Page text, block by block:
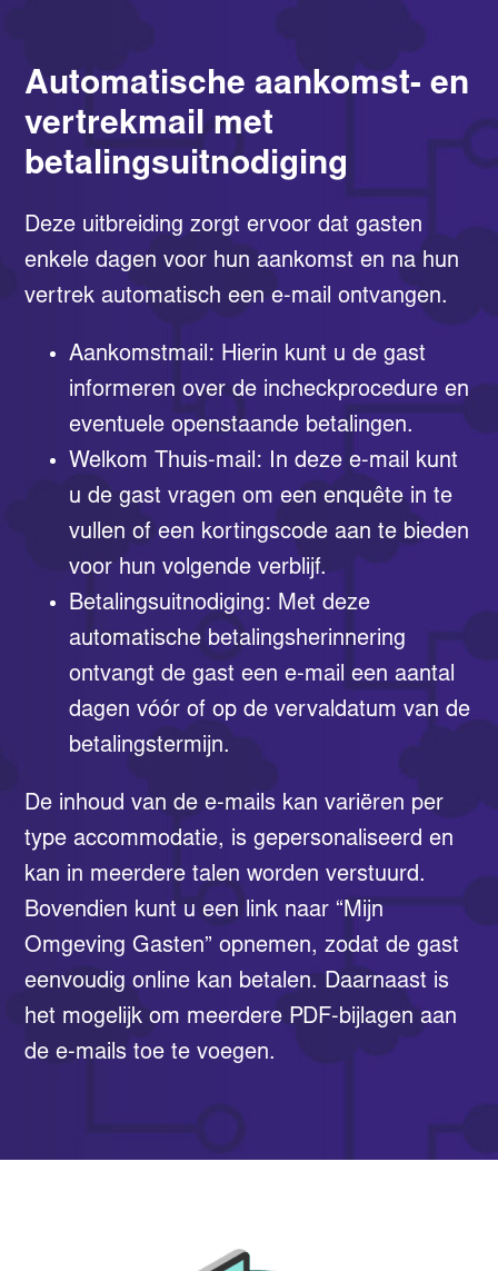
Automatische aankomst- en
vertrekmail met
betalingsuitnodiging
Deze uitbreiding zorgt ervoor dat gasten
enkele dagen voor hun aankomst en na hun
vertrek automatisch een e-mail ontvangen.
Aankomstmail: Hierin kunt u de gast
informeren over de incheckprocedure en
eventuele openstaande betalingen.
Welkom Thuis-mail: In deze e-mail kunt
u de gast vragen om een enquête in te
vullen of een kortingscode aan te bieden
voor hun volgende verblijf.
Betalingsuitnodiging: Met deze
automatische betalingsherinnering
ontvangt de gast een e-mail een aantal
dagen vóór of op de vervaldatum van de
betalingstermijn.
De inhoud van de e-mails kan variëren per
type accommodatie, is gepersonaliseerd en
kan in meerdere talen worden verstuurd.
Bovendien kunt u een link naar “Mijn
Omgeving Gasten” opnemen, zodat de gast
eenvoudig online kan betalen. Daarnaast is
het mogelijk om meerdere PDF-bijlagen aan
de e-mails toe te voegen.